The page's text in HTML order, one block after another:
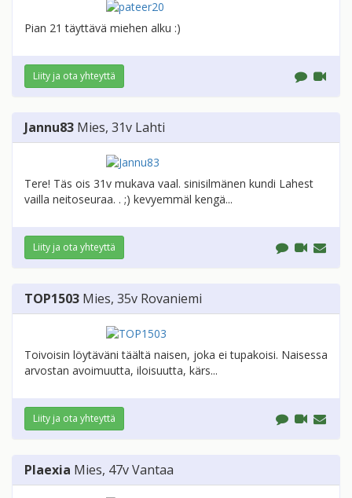
Pian 21 täyttävä miehen alku :)
Liity ja ota yhteyttä
Jannu83 Mies, 31v Lahti
Tere! Täs ois 31v mukava vaal. sinisilmänen kundi Lahest
vailla neitoseuraa. . ;) kevyemmäl kengä...
Liity ja ota yhteyttä
TOP1503 Mies, 35v Rovaniemi
Toivoisin löytäväni täältä naisen, joka ei tupakoisi. Naisessa
arvostan avoimuutta, iloisuutta, kärs...
Liity ja ota yhteyttä
Plaexia Mies, 47vVantaa